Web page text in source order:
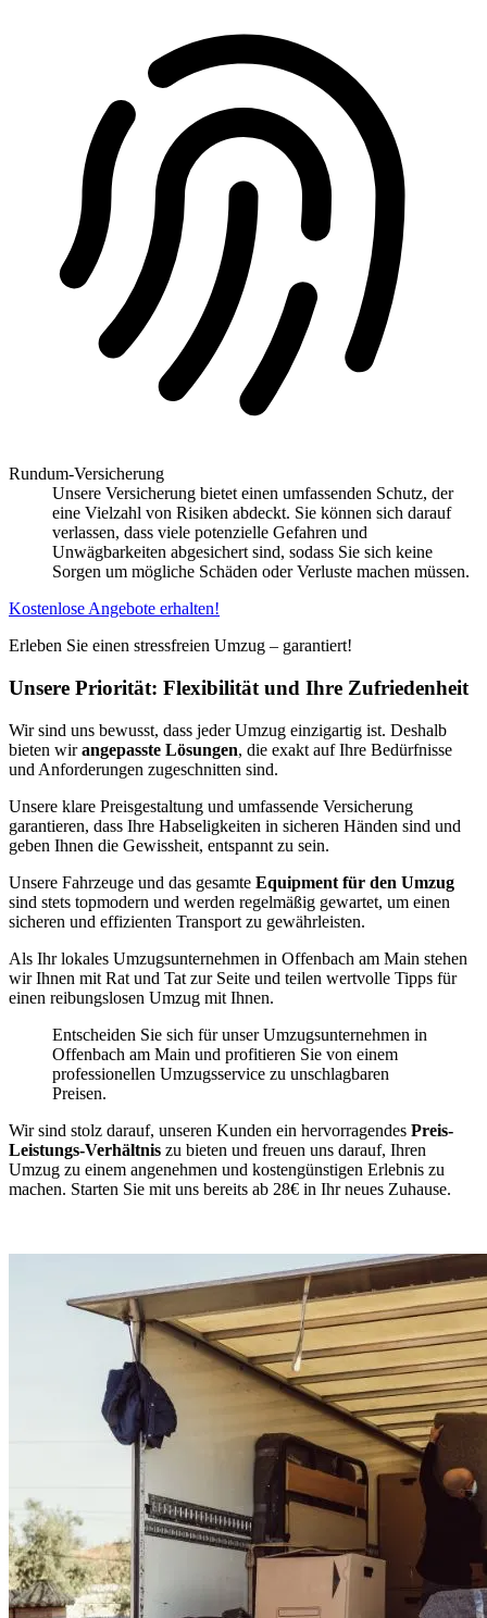
Rundum-Versicherung
Unsere Versicherung bietet einen umfassenden Schutz, der
eine Vielzahl von Risiken abdeckt. Sie können sich darauf
verlassen, dass viele potenzielle Gefahren und
Unwägbarkeiten abgesichert sind, sodass Sie sich keine
Sorgen um mögliche Schäden oder Verluste machen müssen.
Kostenlose Angebote erhalten!
Erleben Sie einen stressfreien Umzug – garantiert!
Unsere Priorität: Flexibilität und Ihre Zufriedenheit
Wir sind uns bewusst, dass jeder Umzug einzigartig ist. Deshalb
bieten wirangepasste Lösungen, die exakt auf Ihre Bedürfnisse
und Anforderungen zugeschnitten sind.
Unsere klare Preisgestaltung und umfassende Versicherung
garantieren, dass Ihre Habseligkeiten in sicheren Händen sind und
geben Ihnen die Gewissheit, entspannt zu sein.
Unsere Fahrzeuge und das gesamte Equipment für den Umzug
sind stets topmodern und werden regelmäßig gewartet, um einen
sicheren und effizienten Transport zu gewährleisten.
Als Ihr lokales Umzugsunternehmen in Offenbach am Main stehen
wir Ihnen mit Rat und Tat zur Seite und teilen wertvolle Tipps für
einen reibungslosen Umzug mit Ihnen.
Entscheiden Sie sich für unser Umzugsunternehmen in
Offenbach am Main und profitieren Sie von einem
professionellen Umzugsservice zu unschlagbaren
Preisen.
Wir sind stolz darauf, unseren Kunden ein hervorragendes Preis-
Leistungs-Verhältnis zu bieten und freuen uns darauf, Ihren
Umzug zu einem angenehmen und kostengünstigen Erlebnis zu
machen. Starten Sie mit uns bereits ab 28€ in Ihr neues Zuhause.